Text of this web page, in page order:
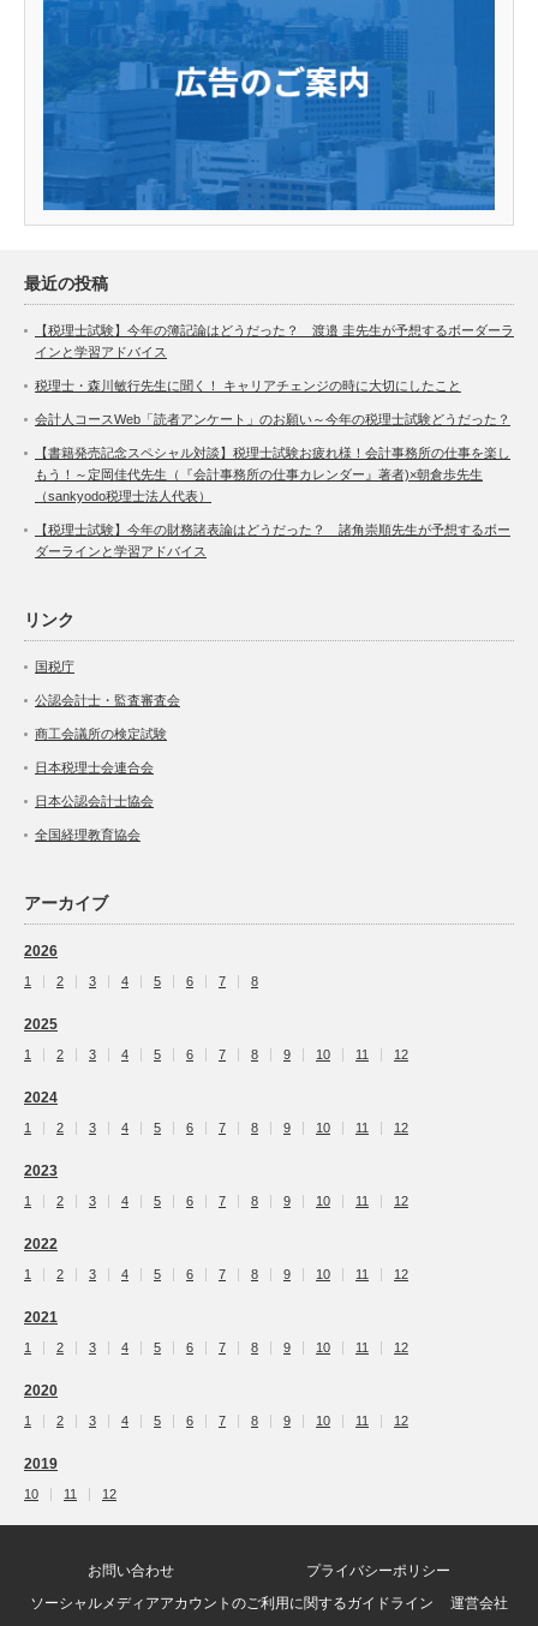
最近の投稿
【税理士試験】今年の簿記論はどうだった？ 渡邉 圭先生が予想するボーダーラ
インと学習アドバイス
税理士・森川敏行先生に聞く！ キャリアチェンジの時に大切にしたこと
会計人コースWeb「読者アンケート」のお願い～今年の税理士試験どうだった？
【書籍発売記念スペシャル対談】税理士試験お疲れ様！会計事務所の仕事を楽し
もう！～定岡佳代先生（『会計事務所の仕事カレンダー』著者)×朝倉歩先生
（sankyodo税理士法人代表）
【税理士試験】今年の財務諸表論はどうだった？ 諸角崇順先生が予想するボー
ダーラインと学習アドバイス
リンク
国税庁
公認会計士・監査審査会
商工会議所の検定試験
日本税理士会連合会
日本公認会計士協会
全国経理教育協会
アーカイブ
2026
1 2 3 4 5 6 7 8
2025
1 2 3 4 5 6 7 8 9 10 11 12
2024
1 2 3 4 5 6 7 8 9 10 11 12
2023
1 2 3 4 5 6 7 8 9 10 11 12
2022
1 2 3 4 5 6 7 8 9 10 11 12
2021
1 2 3 4 5 6 7 8 9 10 11 12
2020
1 2 3 4 5 6 7 8 9 10 11 12
2019
10 11 12
お問い合わせ
プライバシーポリシー
ソーシャルメディアアカウントのご利用に関するガイドライン
運営会社